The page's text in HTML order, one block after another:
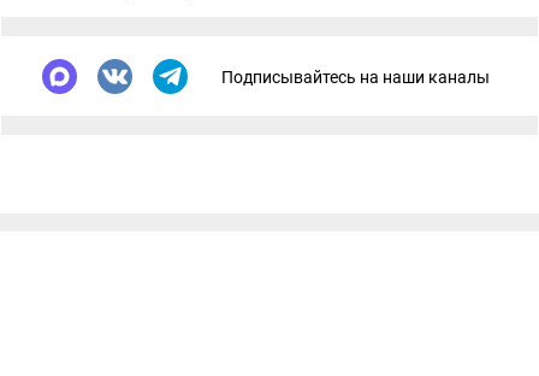
Подписывайтесь на наши каналы